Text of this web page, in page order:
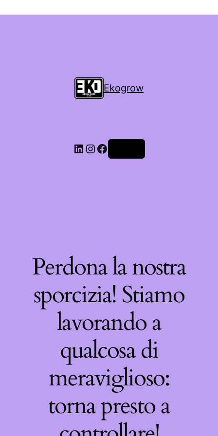
Ekogrow
Perdona la nostra
sporcizia! Stiamo
lavorando a
qualcosa di
meraviglioso:
torna presto a